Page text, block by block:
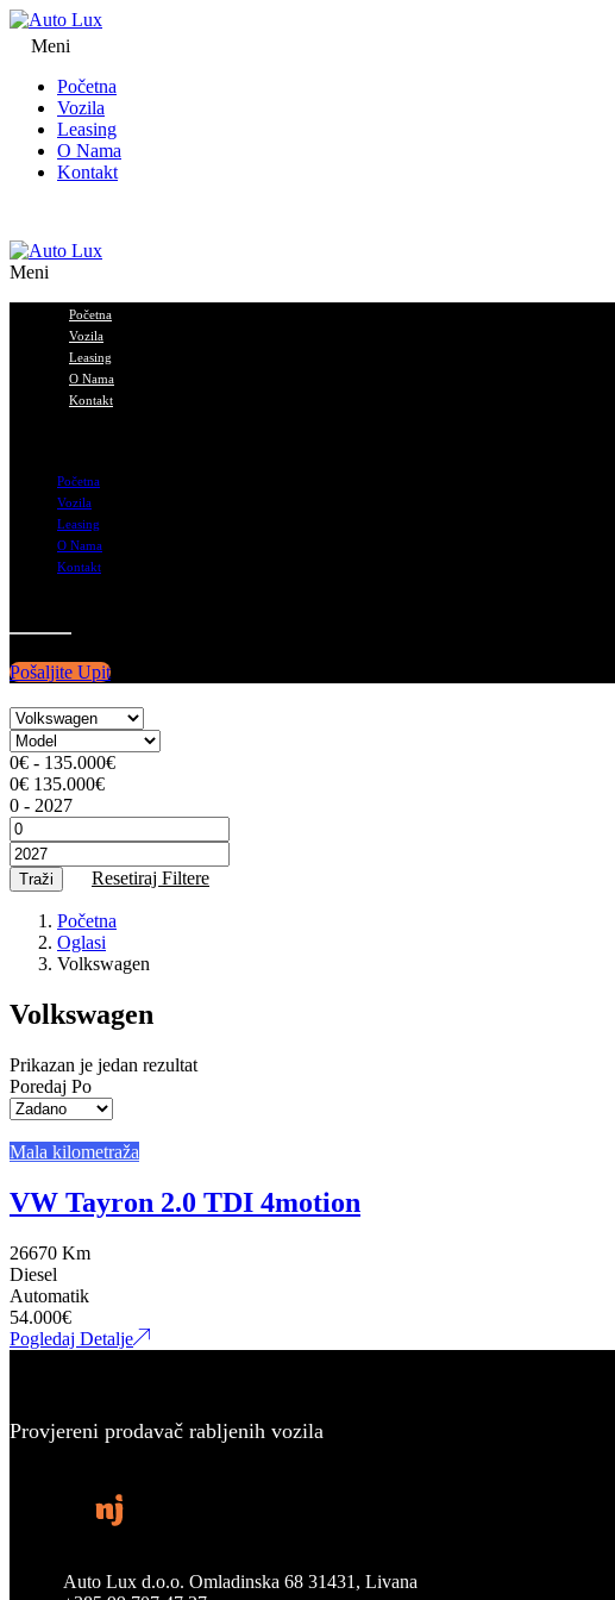
Meni
Početna
Vozila
Leasing
O Nama
Kontakt
Meni
Početna
Vozila
Leasing
O Nama
Kontakt
Početna
Vozila
Leasing
O Nama
Kontakt
Pošaljite Upit
0€ - 135.000€
0€ 135.000€
0 - 2027
Traži Resetiraj Filtere
Početna
Oglasi
Volkswagen
Volkswagen
Prikazan je jedan rezultat
Poredaj Po
Mala kilometraža
VW Tayron 2.0 TDI 4motion
26670 Km
Diesel
Automatik
54.000€
Pogledaj Detalje
Provjereni prodavač rabljenih vozila
Auto Lux d.o.o. Omladinska 68 31431, Livana